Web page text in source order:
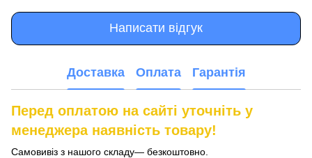
Написати відгук
Доставка Оплата Гарантія
Перед оплатою на сайті уточніть у
менеджера наявність товару!
Самовивіз з нашого складу— безкоштовно.